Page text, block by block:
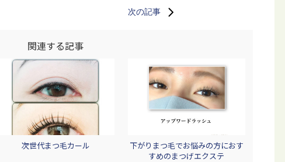
次の記事
関連する記事
次世代まつ毛カール
下がりまつ毛でお悩みの方におす
すめのまつげエクステ